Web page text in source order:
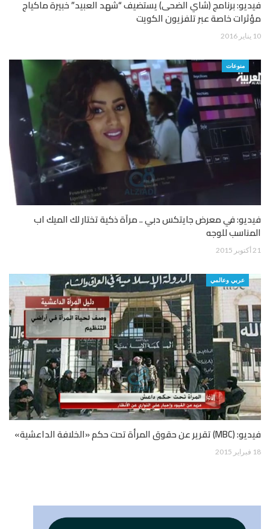
فيديو: برنامج (شاي الضحى) يستضيف “شهد العبيد” خبيرة ماكياج
مؤثرات خاصة عبر تلفزيون الكويت
10 يناير 2016
منوعات
فيديو: في معرض جايتكس دبي .. مرآة ذكية تختار لك الميك اب
المناسب للوجه
21 أكتوبر 2015
عربي وعالمي
فيديو: (MBC) تقرير عن حقوق المرأة تحت حكم «الخلافة الداعشية»
18 فبراير 2015